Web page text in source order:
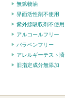
無鉱物油
界面活性剤不使用
紫外線吸収剤不使用
アルコールフリー
パラベンフリー
アレルギーテスト済
旧指定成分無添加